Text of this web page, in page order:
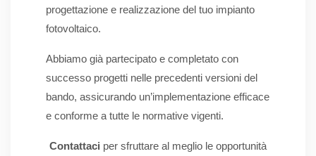
progettazione e realizzazione del tuo impianto
fotovoltaico.
Abbiamo già partecipato e completato con
successo progetti nelle precedenti versioni del
bando, assicurando un’implementazione efficace
e conforme a tutte le normative vigenti.
Contattaci per sfruttare al meglio le opportunità